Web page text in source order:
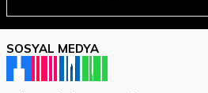
SOSYAL MEDYA